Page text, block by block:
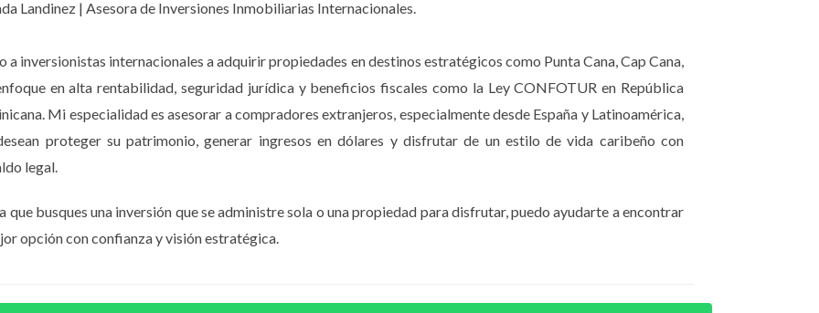
casa, pero el costo inicial parecía inalcanzable. Al enterarse de la Ley Confotur, decidieron investigar
un apartamento en un proyecto aprobado, lograron ahorrar miles de pesos en impuestos. Este
en su nuevo hogar y pagar su hipoteca más rápidamente. Hoy, disfrutan de una vida cómoda y
por esta ley.
invertir en bienes raíces. Conocieron la Ley Confotur a través de un seminario sobre inversiones
en una zona turística, lo que les permitió beneficiarse del ahorro fiscal. Gracias a esto, pudieron
de una pareja joven.
Landinez | Asesora de Inversiones Inmobiliarias Internacionales.
a inversionistas internacionales a adquirir propiedades en destinos estratégicos como Punta Cana, Cap Cana,
en alta rentabilidad, seguridad jurídica y beneficios fiscales como la Ley CONFOTUR en República
Mi especialidad es asesorar a compradores extranjeros, especialmente desde España y Latinoamérica,
proteger su patrimonio, generar ingresos en dólares y disfrutar de un estilo de vida caribeño con
legal.
que busques una inversión que se administre sola o una propiedad para disfrutar, puedo ayudarte a encontrar
opción con confianza y visión estratégica.